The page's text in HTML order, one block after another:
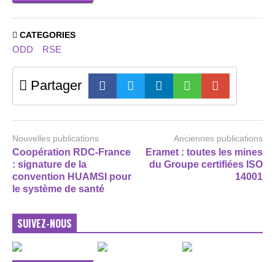
CATEGORIES
ODD RSE
Partager
Nouvelles publications
Coopération RDC-France
: signature de la
convention HUAMSI pour
le système de santé
Anciennes publications
Eramet : toutes les mines
du Groupe certifiées ISO
14001
SUIVEZ-NOUS